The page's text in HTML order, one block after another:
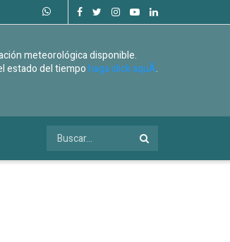
meteorológica disponible.
estado del tiempohaga click aquÃ­.